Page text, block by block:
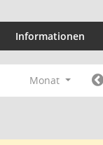
Informationen
Monat